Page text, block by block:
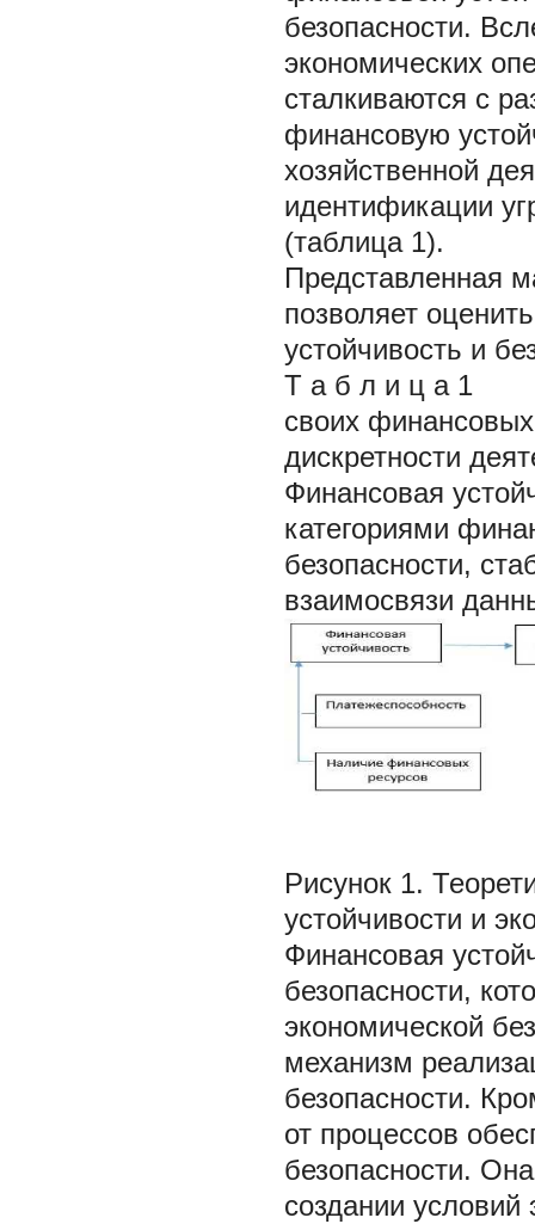
безопасности.
экономических
сталкиваются с
финансовую
хозяйственной
идентификации
(таблица 1).
Представленная
позволяет
устойчивость и
Т а б л и ц а 1
своих финансовых
дискретности
Финансовая
категориями
безопасности,
взаимосвязи
Рисунок 1.
устойчивости и
Финансовая
безопасности,
экономической
механизм
безопасности.
от процессов
безопасности.
создании условий